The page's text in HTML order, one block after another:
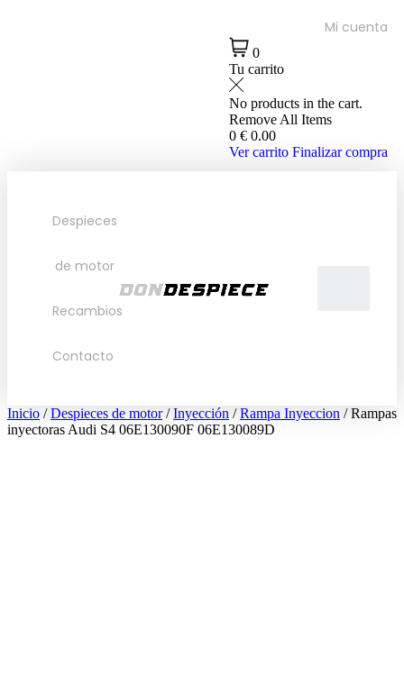
Mi cuenta
0
Tu carrito
No products in the cart.
Remove All Items
0 € 0.00
Ver carrito Finalizar compra
Despieces
de motor
Recambios
Contacto
Inicio /Despieces de motor/Inyección /Rampa Inyeccion / Rampas
inyectoras Audi S4 06E130090F 06E130089D